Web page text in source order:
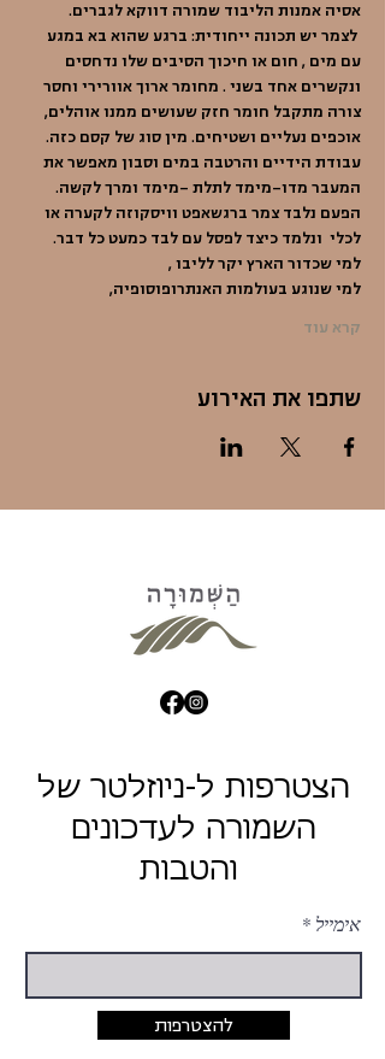
אסיה אמנות הליבוד שמורה דווקא לגברים.
לצמר יש תכונה ייחודית: ברגע שהוא בא במגע
עם מים , חום או חיכוך הסיבים שלו נדחסים
ונקשרים אחד בשני . מחומר ארוך אוורירי וחסר
צורה מתקבל חומר חזק שעושים ממנו אוהלים,
אוכפים נעליים ושטיחים. מין סוג של קסם כזה.
עבודת הידיים והרטבה במים וסבון מאפשר את
המעבר מדו-מימד לתלת -מימד ומרך לקשה.
הפעם נלבד צמר ברגשאפט וויסקוזה לקערה או
לכלי  ונלמד כיצד לפסל עם לבד כמעט כל דבר.
למי שכדור הארץ יקר לליבו ,
למי שנוגע בעולמות האנתרופוסופיה,
קרא עוד
שתפו את האירוע
הצטרפות ל-ניוזלטר של
השמורה לעדכונים
אימייל
להצטרפות